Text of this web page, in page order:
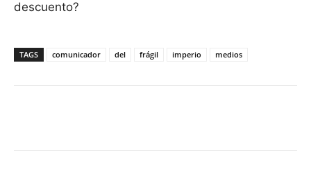
descuento?
TAGS comunicador del frágil imperio medios